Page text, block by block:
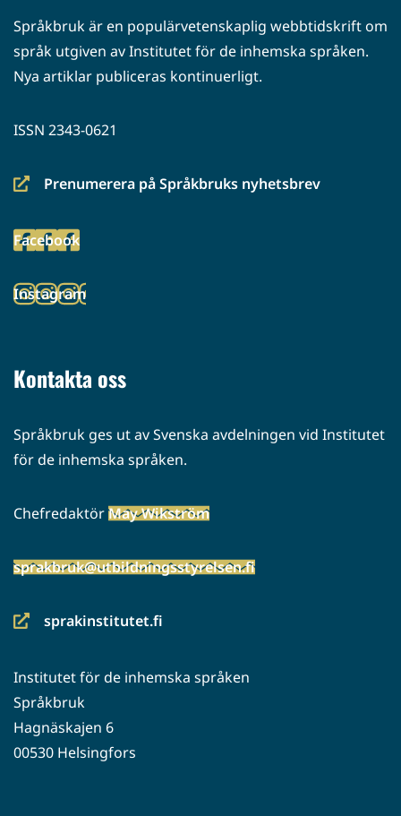
Språkbruk är en populärvetenskaplig webbtidskrift om
språk utgiven av Institutet för de inhemska språken.
Nya artiklar publiceras kontinuerligt.
ISSN 2343-0621
Prenumerera på Språkbruks nyhetsbrev
(siirryt
palveluun)
Facebook
(siirryt
palveluun)
Instagram
(siirryt
Kontakta oss
Språkbruk ges ut av Svenska avdelningen vid Institutet
för de inhemska språken.
ChefredaktörMay Wikström
sprakbruk@utbildningsstyrelsen.fi
sprakinstitutet.fi
(siirryt
palveluun)
Institutet för de inhemska språken
Språkbruk
Hagnäskajen 6
00530 Helsingfors